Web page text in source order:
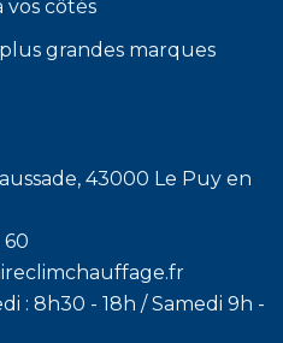
vos côtés
grandes marques
43000 Le Puy en
60
: 8h30 - 18h / Samedi 9h -